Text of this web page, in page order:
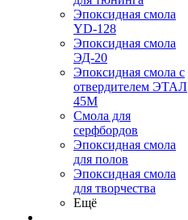
Эпоксидная смола
YD-128
Эпоксидная смола
ЭД-20
Эпоксидная смола с
отвердителем ЭТАЛ
45М
Смола для
серфбордов
Эпоксидная смола
для полов
Эпоксидная смола
для творчества
Ещё